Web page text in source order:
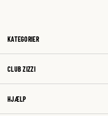
KATEGORIER
CLUB ZIZZI
HJÆLP